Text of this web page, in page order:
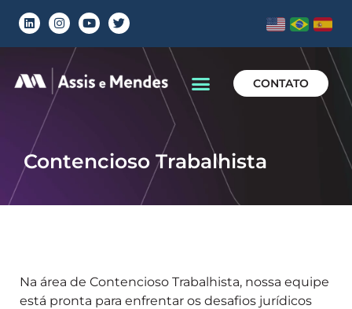
CONTATO
Contencioso Trabalhista
Na área de Contencioso Trabalhista, nossa equipe
está pronta para enfrentar os desafios jurídicos